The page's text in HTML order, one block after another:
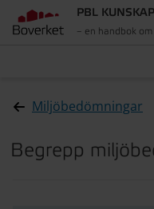
PBL
– en handbok
Miljöbedömningar
Begrepp